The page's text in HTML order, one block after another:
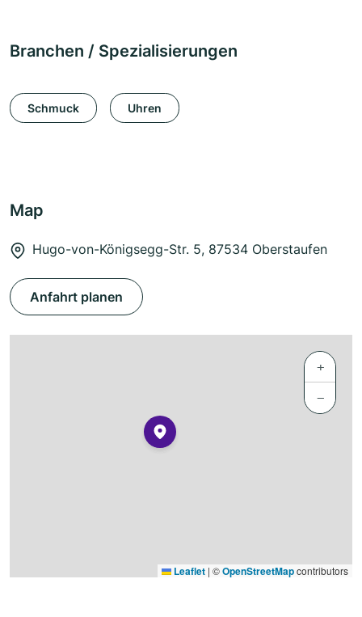
Branchen / Spezialisierungen
Schmuck Uhren
Map
Hugo-von-Königsegg-Str. 5, 87534 Oberstaufen
Anfahrt planen
+
−
Leaflet | ©OpenStreetMapcontributors